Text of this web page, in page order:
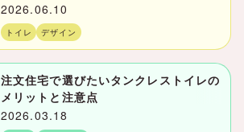
2026.06.10
トイレ デザイン
注文住宅で選びたいタンクレストイレの
メリットと注意点
2026.03.18